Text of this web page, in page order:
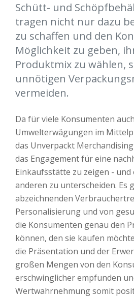
Schütt- und
tragen nicht nur dazu
zu schaffen und den
Möglichkeit zu geben,
Produktmix zu wählen,
unnötigen
vermeiden.
Da für viele Konsumenten auch
Umwelterwägungen im
das Unverpackt
das Engagement für eine
Einkaufsstätte zu zeigen -
anderen zu unterscheiden. Es
abzeichnenden
Personalisierung und von
die Konsumenten genau den
können, den sie kaufen
die Präsentation und der
großen Mengen von den
erschwinglicher empfunden
Wertwahrnehmung somit